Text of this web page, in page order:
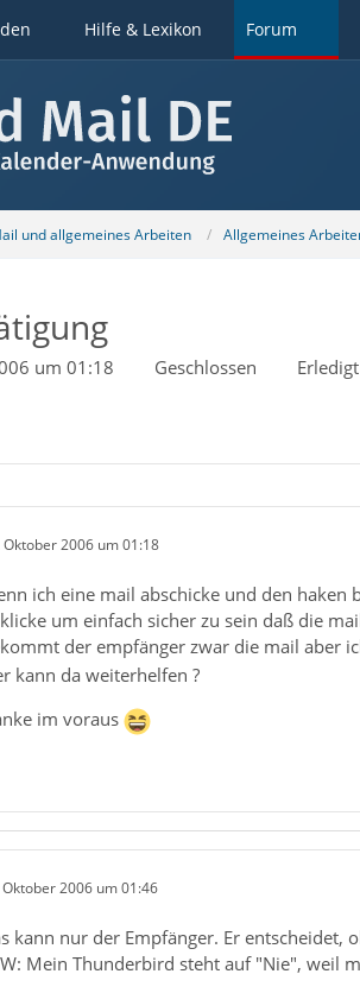
Hilfe & Lexikon Forum
und allgemeines Arbeiten Allgemeines
um 01:18 Geschlossen Erledigt
Oktober 2006 um 01:18
ich eine mail abschicke und den haken
um einfach sicher zu sein daß die
der empfänger zwar die mail aber
kann da weiterhelfen ?
im voraus
2006 um 01:46
kann nur der Empfänger. Er entscheidet,
Mein Thunderbird steht auf "Nie", weil